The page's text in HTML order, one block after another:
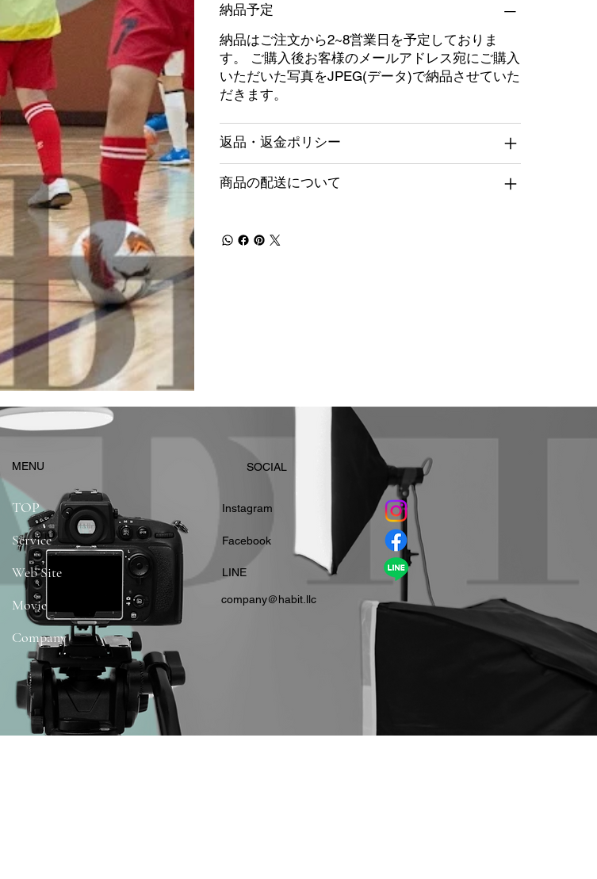
納品予定
納品はご注文から2~8営業日を予定しておりま
す。 ご購入後お客様のメールアドレス宛にご購入
いただいた写真をJPEG(データ)で納品させていた
だきます。
返品・返金ポリシー
商品の配送について
​MENU
TOP
Service
Web Site
Movie
Company
​SOCIAL
Instagram
​Facebook
​LINE
company＠habit.llc